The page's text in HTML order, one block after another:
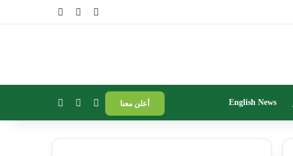
تسجيل الدخول
مقال عشوائي
English News أعلن معنا إضافة عمود جانبي
الوضع المظلم